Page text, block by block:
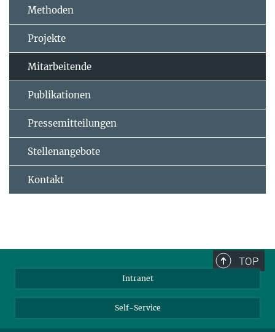
Methoden
Projekte
Mitarbeitende
Publikationen
Pressemitteilungen
Stellenangebote
Kontakt
TOP
Intranet
Self-Service